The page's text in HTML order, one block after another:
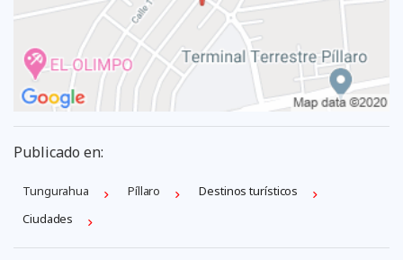
Publicado en:
Tungurahua Píllaro
Destinos turísticos
Ciudades